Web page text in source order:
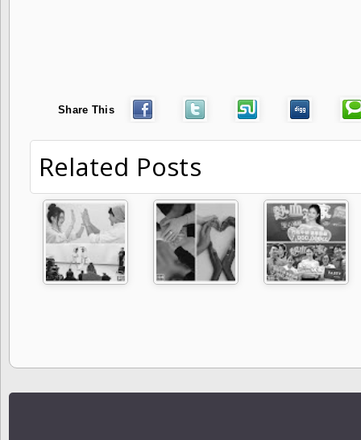
Share This
Related Posts